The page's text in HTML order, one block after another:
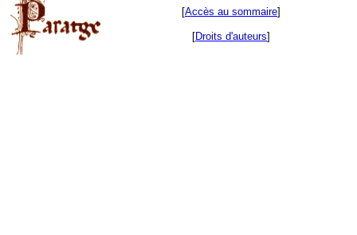
[Accès au sommaire]
[Droits d'auteurs]